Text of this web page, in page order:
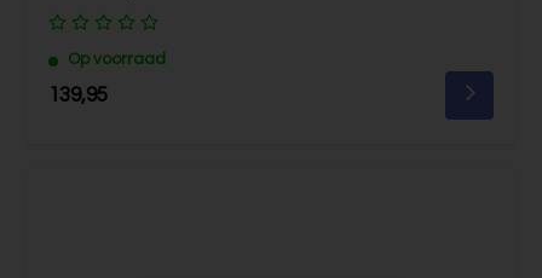
Op voorraad
139,95